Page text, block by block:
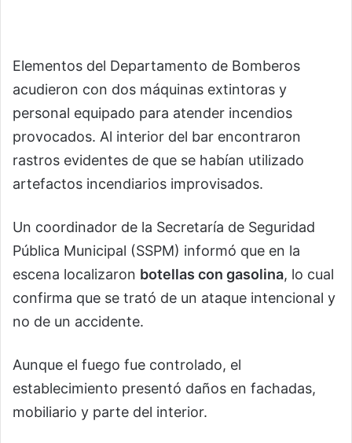
Elementos del Departamento de Bomberos
acudieron con dos máquinas extintoras y
personal equipado para atender incendios
provocados. Al interior del bar encontraron
rastros evidentes de que se habían utilizado
artefactos incendiarios improvisados.
Un coordinador de la Secretaría de Seguridad
Pública Municipal (SSPM) informó que en la
escena localizaron botellas con gasolina, lo cual
confirma que se trató de un ataque intencional y
no de un accidente.
Aunque el fuego fue controlado, el
establecimiento presentó daños en fachadas,
mobiliario y parte del interior.